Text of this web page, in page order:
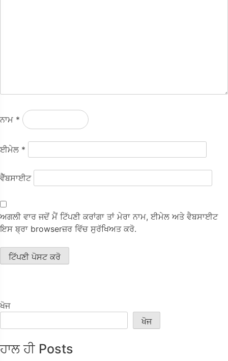
ਨਾਮ *
ਈਮੇਲ *
ਵੈੱਬਸਾਈਟ
ਅਗਲੀ ਵਾਰ ਜਦੋਂ ਮੈਂ ਟਿੱਪਣੀ ਕਰਾਂਗਾ ਤਾਂ ਮੇਰਾ ਨਾਮ, ਈਮੇਲ ਅਤੇ ਵੈਬਸਾਈਟ
ਇਸ ਬ੍ਰਾ browserਜ਼ਰ ਵਿੱਚ ਸੁਰੱਖਿਅਤ ਕਰੋ.
ਖੋਜ
ਖੋਜ
ਹਾਲ ਹੀ Posts